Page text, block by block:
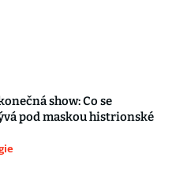
show: Co se
pod maskou histrionské